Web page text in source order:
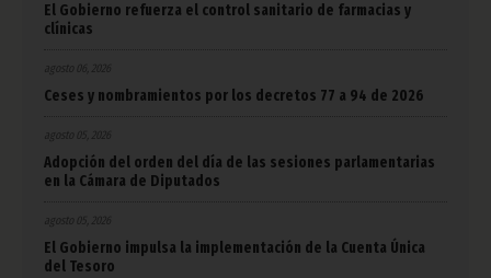
El Gobierno refuerza el control sanitario de farmacias y
clínicas
agosto 06, 2026
Ceses y nombramientos por los decretos 77 a 94 de 2026
Adopción del orden del día de las sesiones parlamentarias
en la Cámara de Diputados
El Gobierno impulsa la implementación de la Cuenta Única
del Tesoro